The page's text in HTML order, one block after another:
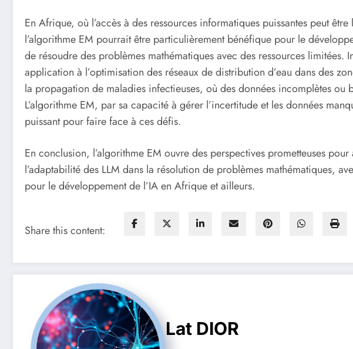
En Afrique, où l’accès à des ressources informatiques puissantes peut
l’algorithme EM pourrait être particulièrement bénéfique pour le
de résoudre des problèmes mathématiques avec des ressources limitées.
application à l’optimisation des réseaux de distribution d’eau dans des
la propagation de maladies infectieuses, où des données incomplètes ou
L’algorithme EM, par sa capacité à gérer l’incertitude et les données
puissant pour faire face à ces défis.
En conclusion, l’algorithme EM ouvre des perspectives prometteuses
l’adaptabilité des LLM dans la résolution de problèmes mathématiques,
pour le développement de l’IA en Afrique et ailleurs.
Share this content:
Lat DIOR